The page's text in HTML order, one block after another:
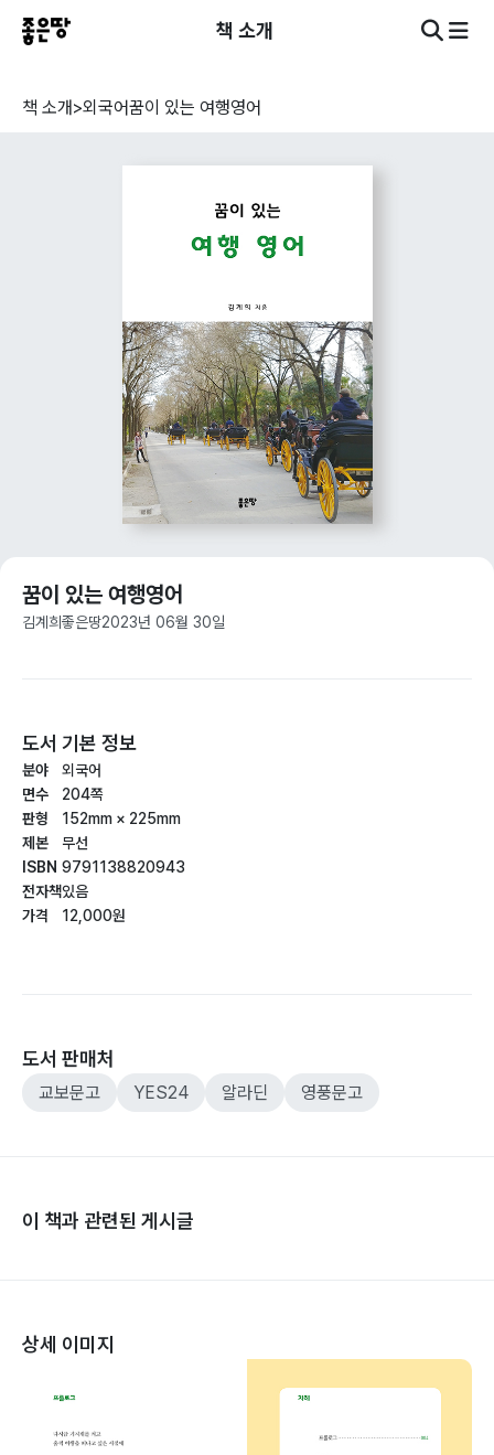
책 소개
책 소개>외국어꿈이 있는 여행영어
꿈이 있는 여행영어
김계희좋은땅2023년 06월 30일
도서 기본 정보
분야
면수
판형
제본
ISBN
전자책
가격
외국어
204쪽
152mm × 225mm
무선
9791138820943
있음
12,000원
도서 판매처
교보문고 YES24 알라딘 영풍문고
이 책과 관련된 게시글
상세 이미지